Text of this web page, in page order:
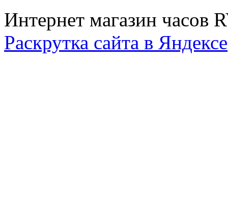
Интернет магазин часов
Раскрутка сайта в Яндексе